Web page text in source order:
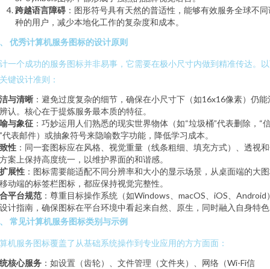
跨越语言障碍 ：图形符号具有天然的普适性，能够有效服务全球不同
种的用户，减少本地化工作的复杂度和成本。
优秀计算机服务图标的设计原则
一个成功的服务图标并非易事，它需要在极小尺寸内做到精准传达。
键设计准则：
与清晰 ：避免过度复杂的细节，确保在小尺寸下（如16x16像素）仍能
认。核心在于提炼服务最本质的特征。
与象征 ：巧妙运用人们熟悉的现实世界物体（如“垃圾桶”代表删除，“
代表邮件）或抽象符号来隐喻数字功能，降低学习成本。
性 ：同一套图标应在风格、视觉重量（线条粗细、填充方式）、透视
案上保持高度统一，以维护界面的和谐感。
展性 ：图标需要能适配不同分辨率和大小的显示场景，从桌面端的大
动端的标签栏图标，都应保持视觉完整性。
平台规范 ：尊重目标操作系统（如Windows、macOS、iOS、Android
计指南，确保图标在平台环境中看起来自然、原生，同时融入自身特
常见计算机服务图标类别与示例
机服务图标覆盖了从基础系统操作到专业应用的方方面面：
核心服务 ：如设置（齿轮）、文件管理（文件夹）、网络（Wi-Fi信